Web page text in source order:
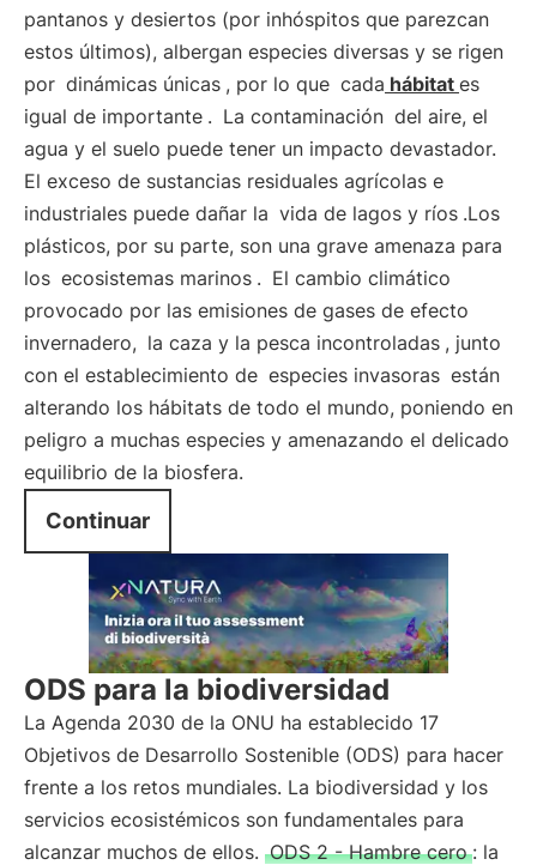
pantanos y desiertos (por inhóspitos que parezcan
estos últimos), albergan especies diversas y se rigen
por dinámicas únicas , por lo que cada hábitat es
igual de importante . La contaminación del aire, el
agua y el suelo puede tener un impacto devastador.
El exceso de sustancias residuales agrícolas e
industriales puede dañar la vida de lagos y ríos .Los
plásticos, por su parte, son una grave amenaza para
los ecosistemas marinos . El cambio climático
provocado por las emisiones de gases de efecto
invernadero, la caza y la pesca incontroladas , junto
con el establecimiento de especies invasoras están
alterando los hábitats de todo el mundo, poniendo en
peligro a muchas especies y amenazando el delicado
equilibrio de la biosfera.
Continuar
ODS para la biodiversidad
La Agenda 2030 de la ONU ha establecido 17
Objetivos de Desarrollo Sostenible (ODS) para hacer
frente a los retos mundiales. La biodiversidad y los
servicios ecosistémicos son fundamentales para
alcanzar muchos de ellos. ODS 2 - Hambre cero : la